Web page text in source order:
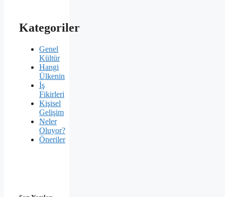
Kategoriler
Genel
Kültür
Hangi
Ülkenin
İş
Fikirleri
Kişisel
Gelişim
Neler
Oluyor?
Öneriler